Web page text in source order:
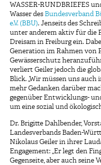
WASSER-RUNDBRIEFES
Wasser des Bundesverband
e.V. (BBU). Jenseits des
unter anderem aktiv für die
Dreisam in Freiburg ein.
Generation im Rahmen von
Gewässerschutz
verliert Geiler jedoch die
Blick. „Wir müssen uns
mehr Gedanken darüber
gegenüber Entwicklungs-
um eine sozial und
Dr. Brigitte Dahlbender,
Landesverbands Baden-
Nikolaus Geiler in ihrer
Engagement: „Er legt den
Gegenseite, aber auch seine